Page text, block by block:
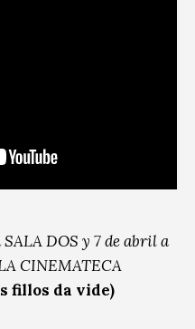
SALA DOS y 7 de abril a
CINEMATECA
fillos da vide)